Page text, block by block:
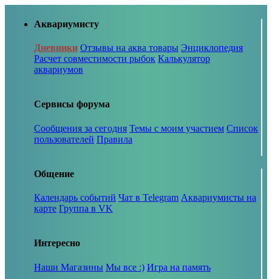
Аквариумисту
Дневники Отзывы на аква товары Энциклопедия
Расчет совместимости рыбок Калькулятор
аквариумов
Сервисы форума
Сообщения за сегодня Темы с моим участием Список
пользователей Правила
Общение
Календарь событий Чат в Telegram Аквариумисты на
карте Группа в VK
Интересно
Наши Магазины Мы все :) Игра на память